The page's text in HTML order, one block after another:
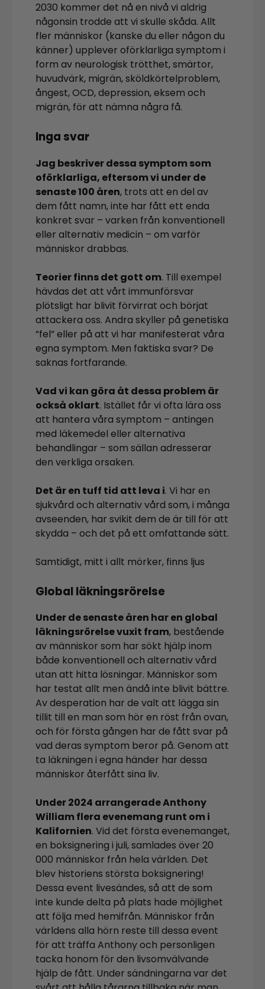
2030 kommer det nå en nivå vi aldrig
någonsin trodde att vi skulle skåda. Allt
fler människor (kanske du eller någon du
känner) upplever oförklarliga symptom i
form av neurologisk trötthet, smärtor,
huvudvärk, migrän, sköldkörtelproblem,
ångest, OCD, depression, eksem och
migrän, för att nämna några få.
Inga svar
Jag beskriver dessa symptom som
oförklarliga, eftersom vi under de
senaste 100 åren, trots att en del av
dem fått namn, inte har fått ett enda
konkret svar – varken från konventionell
eller alternativ medicin – om varför
människor drabbas.
Teorier finns det gott om. Till exempel
hävdas det att vårt immunförsvar
plötsligt har blivit förvirrat och börjat
attackera oss. Andra skyller på genetiska
”fel” eller på att vi har manifesterat våra
egna symptom. Men faktiska svar? De
saknas fortfarande.
Vad vi kan göra åt dessa problem är
också oklart. Istället får vi ofta lära oss
att hantera våra symptom – antingen
med läkemedel eller alternativa
behandlingar – som sällan adresserar
den verkliga orsaken.
Det är en tuff tid att leva i. Vi har en
sjukvård och alternativ vård som, i många
avseenden, har svikit dem de är till för att
skydda – och det på ett omfattande sätt.
Samtidigt, mitt i allt mörker, finns ljus
Global läkningsrörelse
Under de senaste åren har en global
läkningsrörelse vuxit fram, bestående
av människor som har sökt hjälp inom
både konventionell och alternativ vård
utan att hitta lösningar. Människor som
har testat allt men ändå inte blivit bättre.
Av desperation har de valt att lägga sin
tillit till en man som hör en röst från ovan,
och för första gången har de fått svar på
vad deras symptom beror på. Genom att
ta läkningen i egna händer har dessa
människor återfått sina liv.
Under 2024 arrangerade Anthony
William flera evenemang runt om i
Kalifornien. Vid det första evenemanget,
en boksignering i juli, samlades över 20
000 människor från hela världen. Det
blev historiens största boksignering!
Dessa event livesändes, så att de som
inte kunde delta på plats hade möjlighet
att följa med hemifrån. Människor från
världens alla hörn reste till dessa event
för att träffa Anthony och personligen
tacka honom för den livsomvälvande
hjälp de fått. Under sändningarna var det